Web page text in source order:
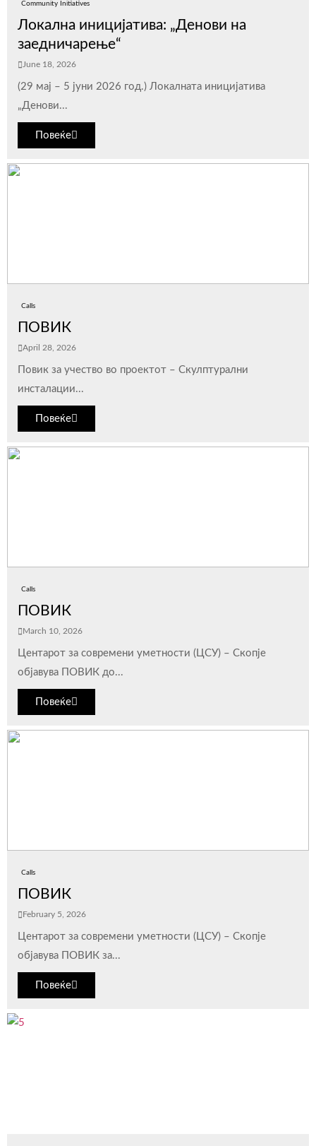
Community Initiatives
Локална иницијатива: „Денови на
заедничарење“
June 18, 2026
(29 мај – 5 јуни 2026 год.) Локалната иницијатива
„Денови...
Повеќе
Calls
ПОВИК
April 28, 2026
Повик за учество во проектот – Скулптурални
инсталации...
Повеќе
Calls
ПОВИК
March 10, 2026
Центарот за современи уметности (ЦСУ) – Скопје
објавува ПОВИК до...
Повеќе
Calls
ПОВИК
February 5, 2026
Центарот за современи уметности (ЦСУ) – Скопје
објавува ПОВИК за...
Повеќе